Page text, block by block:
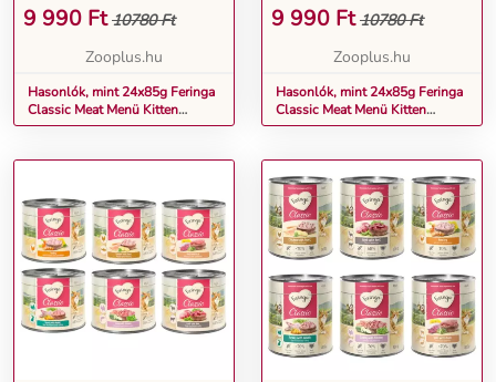
PULYKA, CSIRKE &
BORJÚ, NYÚL & CSIRKE,
LAZAC & CSIRKE
9 990 Ft 10780 Ft
Zooplus.hu
Hasonlók, mint 24x85g Feringa
Classic Meat Menü Kitten
tasakos Mix 1: pulyka, csirke &
csirke nedves macskatáp
NEDVES MACSKATÁP
MIX 2: SZÁRNYAS,
PULYKA & NYÚL,
LAZAC & PISZTRÁNG
9 990 Ft 10780 Ft
Zooplus.hu
Hasonlók, mint 24x85g Feringa
Classic Meat Menü Kitten
tasakos nedves macskatáp Mix
csirke & pisztráng, lazac &
pisztráng